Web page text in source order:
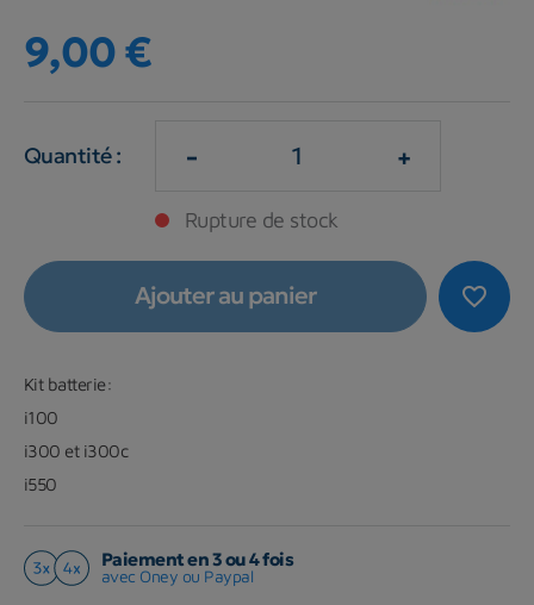
9,00 €
Quantité : - +
Rupture de stock
favorite_border
Ajouter au panier
Kit batterie:
i100
i300 et i300c
i550
Paiement en 3 ou 4 fois
avec Oney ou Paypal